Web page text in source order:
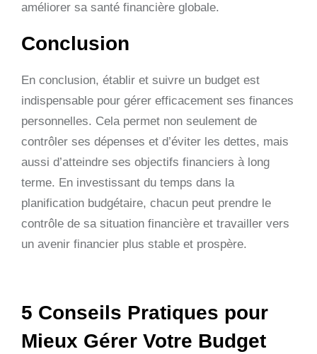
améliorer sa santé financière globale.
Conclusion
En conclusion, établir et suivre un budget est
indispensable pour gérer efficacement ses finances
personnelles. Cela permet non seulement de
contrôler ses dépenses et d’éviter les dettes, mais
aussi d’atteindre ses objectifs financiers à long
terme. En investissant du temps dans la
planification budgétaire, chacun peut prendre le
contrôle de sa situation financière et travailler vers
un avenir financier plus stable et prospère.
5 Conseils Pratiques pour
Mieux Gérer Votre Budget